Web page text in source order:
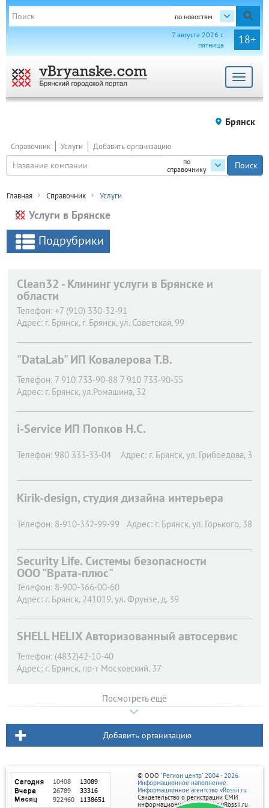
по новостям
18+
7 августа 2026 г.
пятница
Toggle
Брянск
по
справочнику
Справочник Услуги Добавить организацию
Главная Справочник Услуги
Услуги в Брянске
Подрубрики
Clean32 - Клининг услуги в Брянске и
области
Телефон: +7 (910) 330-32-91
Адрес: г. Брянск, г. Брянск, ул. Советская, 99
"DataLab" ИП Ковалерова Т.В.
Телефон: 7 910 733-90-88 7 910 733-90-55
Адрес: г. Брянск, ул.Ромашина, 32
i-Service ИП Попков Н.С.
Телефон: 980 333-33-04 Адрес: г. Брянск, ул. Грибоедова, 3
Kirik-design, студия дизайна интерьера
Телефон: 8-910-332-99-99 Адрес: г. Брянск, ул. Горького, 38
Security Life. Системы безопасности
ООО "Врата-плюс"
Телефон: 8-900-366-00-60
Адрес: г. Брянск, 241019, ул. Фрунзе, д. 39
SHELL HELIX Авторизованный автосервис
Телефон: (4832)42-10-40
Адрес: г. Брянск, пр-т Московский, 37
Посмотреть ещё
Добавить организацию
© ООО "Регион центр" 2004 - 2026
Информационное наполнение:
Информационное агентство vRossii.ru
Свидетельство о регистрации СМИ
информационного агентства vRossii.ru